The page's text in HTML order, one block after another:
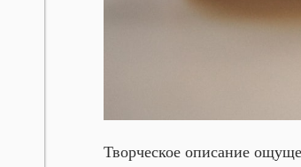
Творческое описание